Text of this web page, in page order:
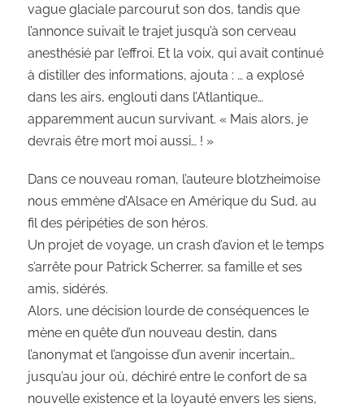
vague glaciale parcourut son dos, tandis que
l’annonce suivait le trajet jusqu’à son cerveau
anesthésié par l’effroi. Et la voix, qui avait continué
à distiller des informations, ajouta : … a explosé
dans les airs, englouti dans l’Atlantique…
apparemment aucun survivant. « Mais alors, je
devrais être mort moi aussi… ! »
Dans ce nouveau roman, l’auteure blotzheimoise
nous emmène d’Alsace en Amérique du Sud, au
fil des péripéties de son héros.
Un projet de voyage, un crash d’avion et le temps
s’arrête pour Patrick Scherrer, sa famille et ses
amis, sidérés.
Alors, une décision lourde de conséquences le
mène en quête d’un nouveau destin, dans
l’anonymat et l’angoisse d’un avenir incertain…
jusqu’au jour où, déchiré entre le confort de sa
nouvelle existence et la loyauté envers les siens,